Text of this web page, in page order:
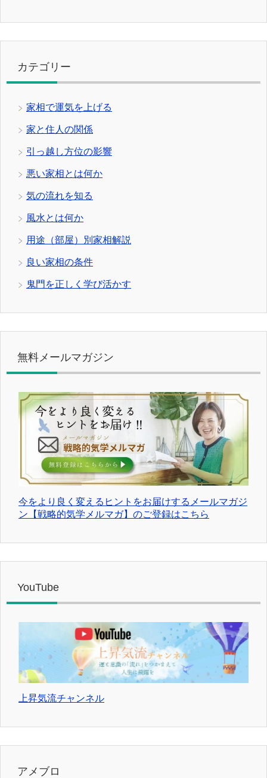
カテゴリー
家相で運気を上げる
家と住人の関係
引っ越し方位の影響
悪い家相とは何か
気の流れを知る
風水とは何か
用途（部屋）別家相解説
良い家相の条件
鬼門を正しく学び活かす
無料メールマガジン
今をより良く変えるヒントをお届けするメールマガジ
ン【戦略的気学メルマガ】のご登録はこちら
YouTube
上昇気流チャンネル
アメブロ